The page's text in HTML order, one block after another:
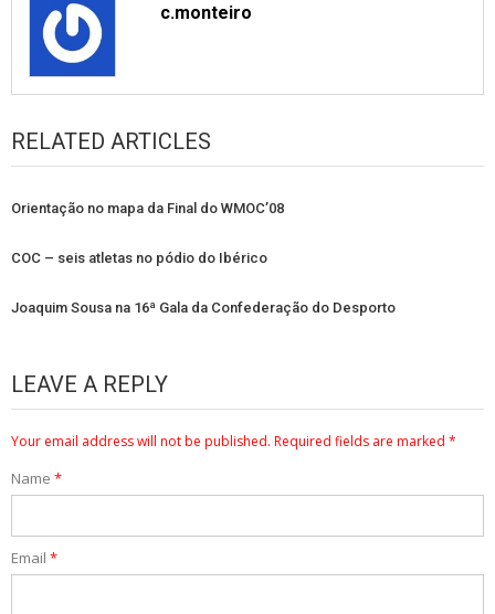
c.monteiro
RELATED ARTICLES
Orientação no mapa da Final do WMOC’08
COC – seis atletas no pódio do Ibérico
Joaquim Sousa na 16ª Gala da Confederação do Desporto
LEAVE A REPLY
Your email address will not be published. Required fields are marked *
Name *
Email *